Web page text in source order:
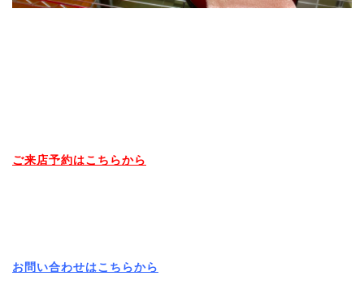
ご来店予約はこちらから
お問い合わせはこちらから